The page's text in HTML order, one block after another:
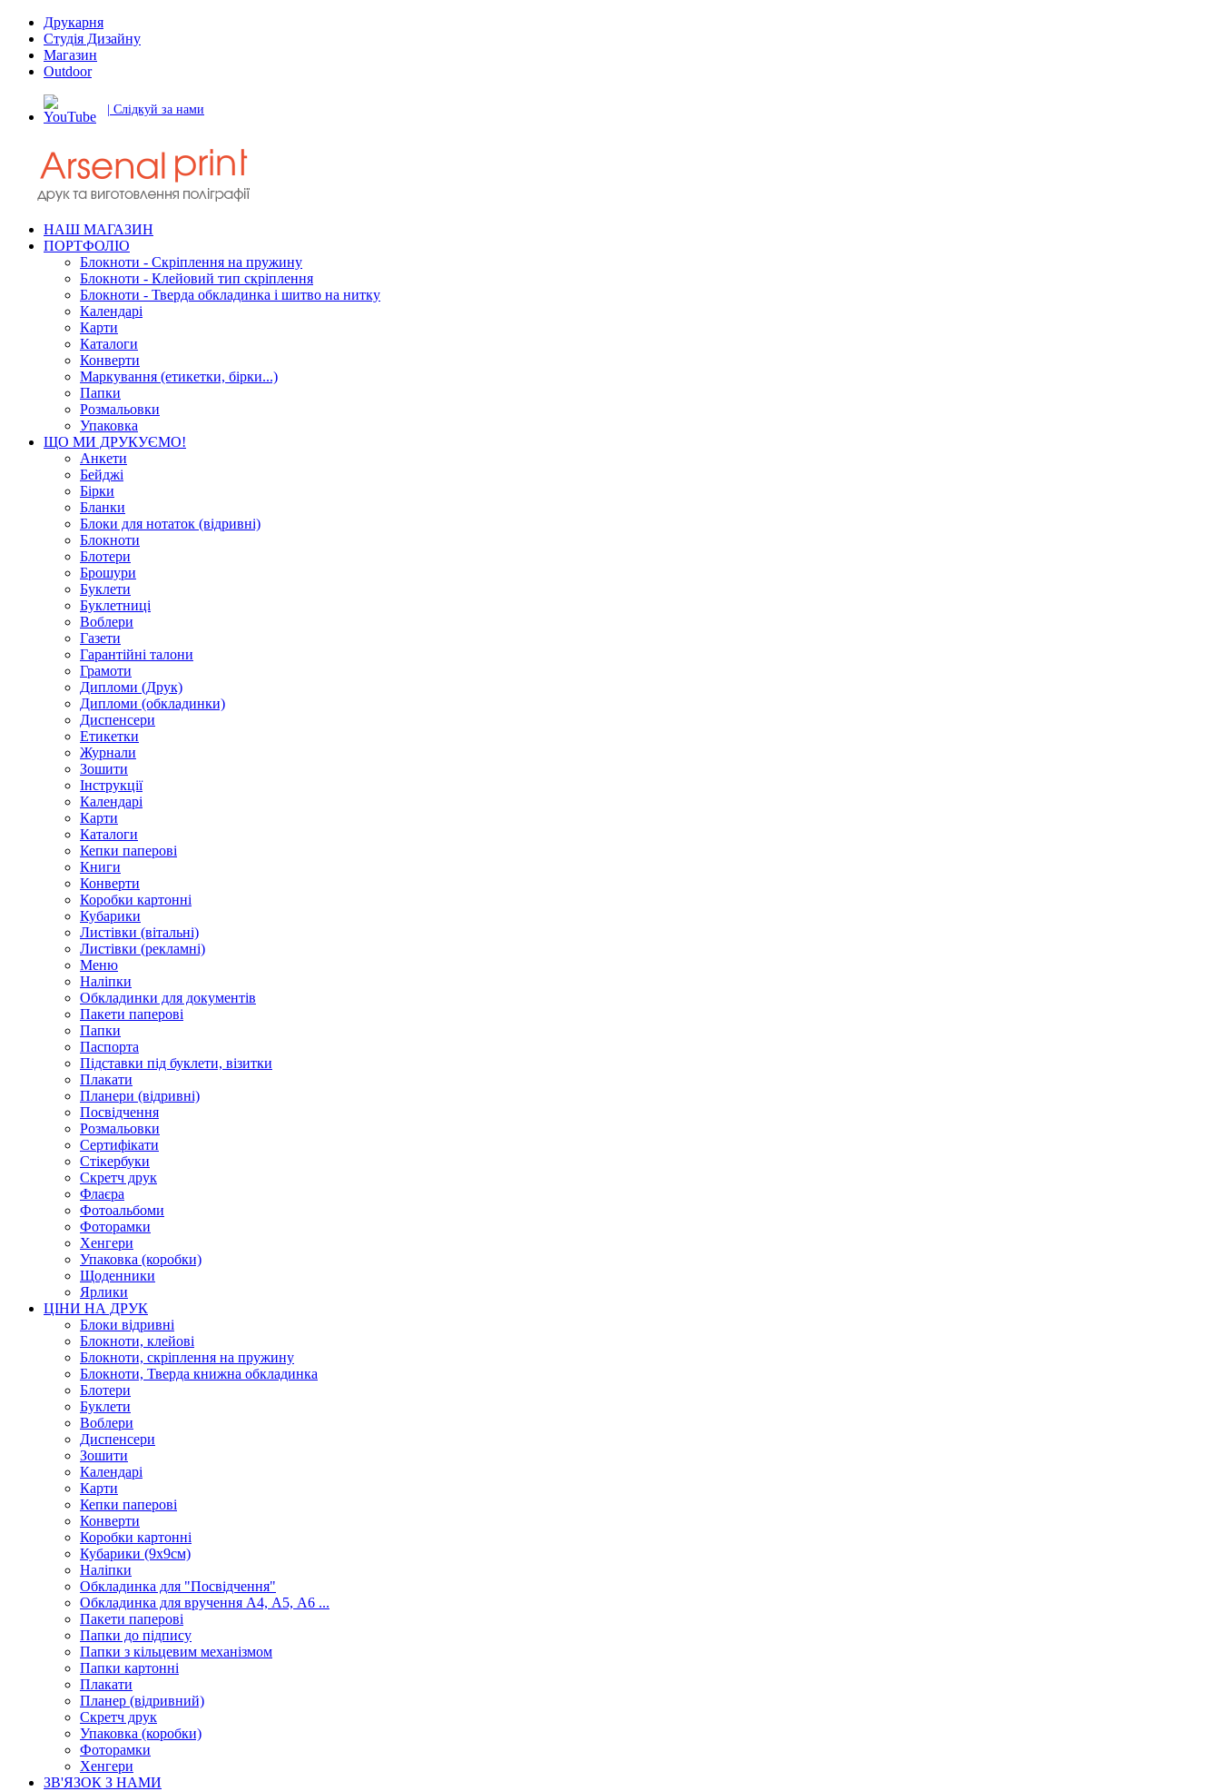
Друкарня
Студія Дизайну
Магазин
Outdoor
| Слідкуй за нами
НАШ МАГАЗИН
ПОРТФОЛІО
Блокноти - Скріплення на пружину
Блокноти - Клейовий тип скріплення
Блокноти - Тверда обкладинка і шитво на нитку
Календарі
Карти
Каталоги
Конверти
Маркування (етикетки, бірки...)
Папки
Розмальовки
Упаковка
ЩО МИ ДРУКУЄМО!
Анкети
Бейджі
Бірки
Бланки
Блоки для нотаток (відривні)
Блокноти
Блотери
Брошури
Буклети
Буклетниці
Воблери
Газети
Гарантійні талони
Грамоти
Дипломи (Друк)
Дипломи (обкладинки)
Диспенсери
Етикетки
Журнали
Зошити
Інструкції
Календарі
Карти
Каталоги
Кепки паперові
Книги
Конверти
Коробки картонні
Кубарики
Листівки (вітальні)
Листівки (рекламні)
Меню
Наліпки
Обкладинки для документів
Пакети паперові
Папки
Паспорта
Підставки під буклети, візитки
Плакати
Планери (відривні)
Посвідчення
Розмальовки
Сертифікати
Стікербуки
Скретч друк
Флаєра
Фотоальбоми
Фоторамки
Хенгери
Упаковка (коробки)
Щоденники
Ярлики
ЦІНИ НА ДРУК
Блоки відривні
Блокноти, клейові
Блокноти, скріплення на пружину
Блокноти, Тверда книжна обкладинка
Блотери
Буклети
Воблери
Диспенсери
Зошити
Календарі
Карти
Кепки паперові
Конверти
Коробки картонні
Кубарики (9х9см)
Наліпки
Обкладинка для "Посвідчення"
Обкладинка для вручення А4, А5, А6 ...
Пакети паперові
Папки до підпису
Папки з кільцевим механізмом
Папки картонні
Плакати
Планер (відривний)
Скретч друк
Упаковка (коробки)
Фоторамки
Хенгери
ЗВ'ЯЗОК З НАМИ